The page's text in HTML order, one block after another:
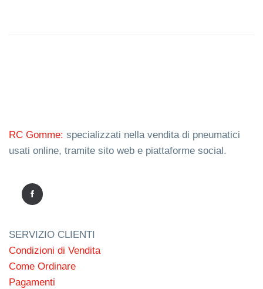
RC Gomme: specializzati nella vendita di pneumatici
usati online, tramite sito web e piattaforme social.
SERVIZIO CLIENTI
Condizioni di Vendita
Come Ordinare
Pagamenti